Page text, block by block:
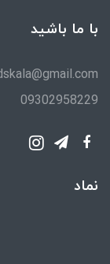
با ما باشید
09302958229
نماد